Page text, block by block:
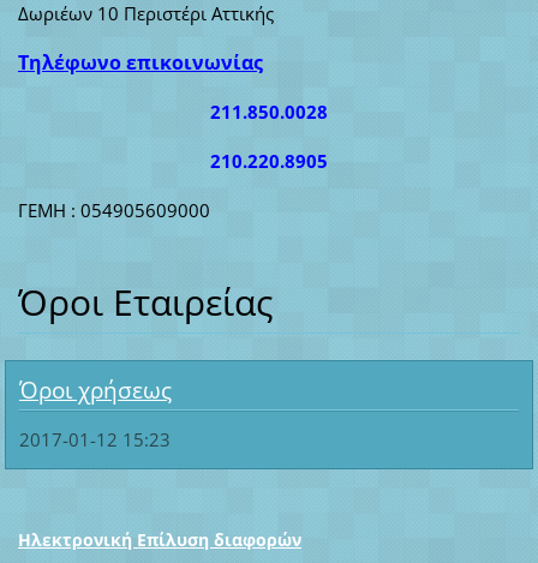
Δωριέων 10 Περιστέρι Αττικής
Τηλέφωνο επικοινωνίας
211.850.0028
210.220.8905
ΓΕΜΗ : 054905609000
Όροι Εταιρείας
Όροι χρήσεως
2017-01-12 15:23
Ηλεκτρονική Επίλυση διαφορών